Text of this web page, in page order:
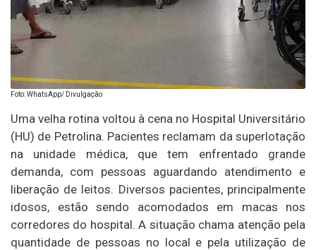
Foto: WhatsApp/ Divulgação
Uma velha rotina voltou à cena no Hospital Universitário
(HU) de Petrolina. Pacientes reclamam da superlotação
na unidade médica, que tem enfrentado grande
demanda, com pessoas aguardando atendimento e
liberação de leitos. Diversos pacientes, principalmente
idosos, estão sendo acomodados em macas nos
corredores do hospital. A situação chama atenção pela
quantidade de pessoas no local e pela utilização de